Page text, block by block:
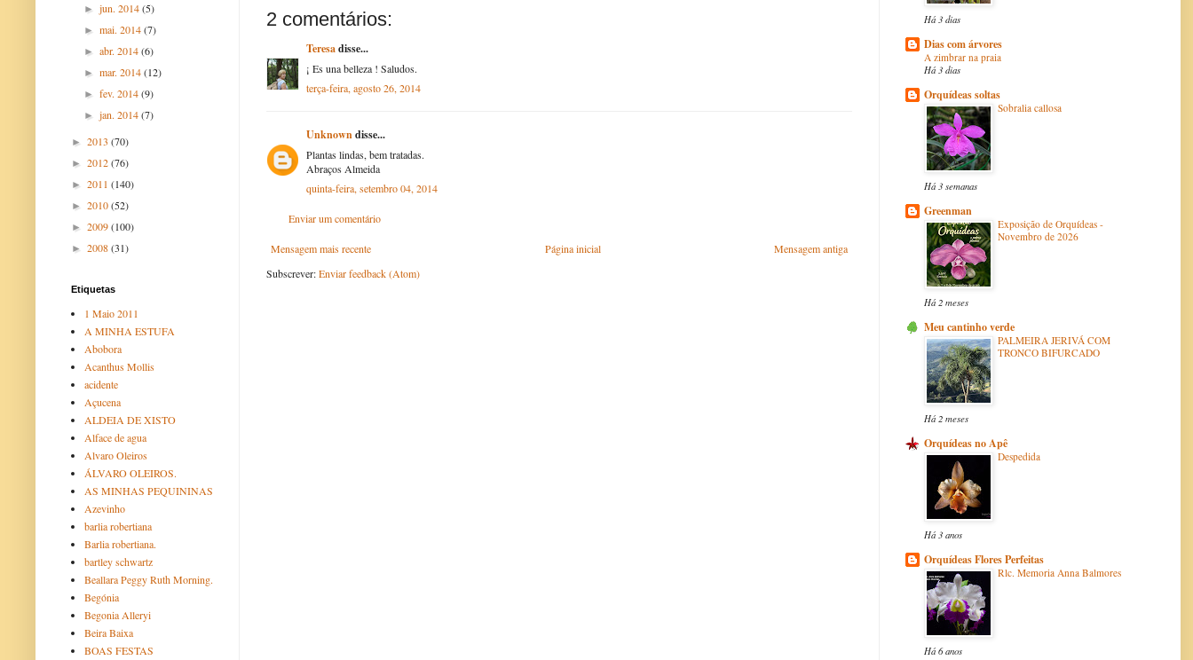
2 comentários:
Teresadisse...
¡ Es una belleza ! Saludos.
terça-feira, agosto 26, 2014
Unknowndisse...
Plantas lindas, bem tratadas.
Abraços Almeida
quinta-feira, setembro 04, 2014
Enviar um comentário
Mensagem mais recente Mensagem antiga
Página inicial
Subscrever:Enviar feedback (Atom)
►jun. 2014(5)
►mai. 2014(7)
►abr. 2014(6)
►mar. 2014(12)
►fev. 2014(9)
►jan. 2014(7)
► 2013 (70)
► 2012(76)
► 2011 (140)
► 2010(52)
► 2009(100)
► 2008(31)
Etiquetas
1 Maio 2011
A MINHA ESTUFA
Abobora
Acanthus Mollis
acidente
Açucena
ALDEIA DE XISTO
Alface de agua
Alvaro Oleiros
ÁLVARO OLEIROS.
AS MINHAS PEQUININAS
Azevinho
barlia robertiana
Barlia robertiana.
bartley schwartz
Beallara Peggy Ruth Morning.
Begónia
Begonia Alleryi
Beira Baixa
BOAS FESTAS
Há 3 dias
Dias com árvores
A zimbrar na praia
Há 3 dias
Orquídeas soltas
Sobralia callosa
Há 3 semanas
Greenman
Exposição de Orquídeas -
Novembro de 2026
Há 2 meses
Meu cantinho verde
PALMEIRA JERIVÁ COM
TRONCO BIFURCADO
Há 2 meses
Orquídeas no Apê
Despedida
Há 3 anos
Orquídeas Flores Perfeitas
Rlc. Memoria Anna Balmores
Há 6 anos